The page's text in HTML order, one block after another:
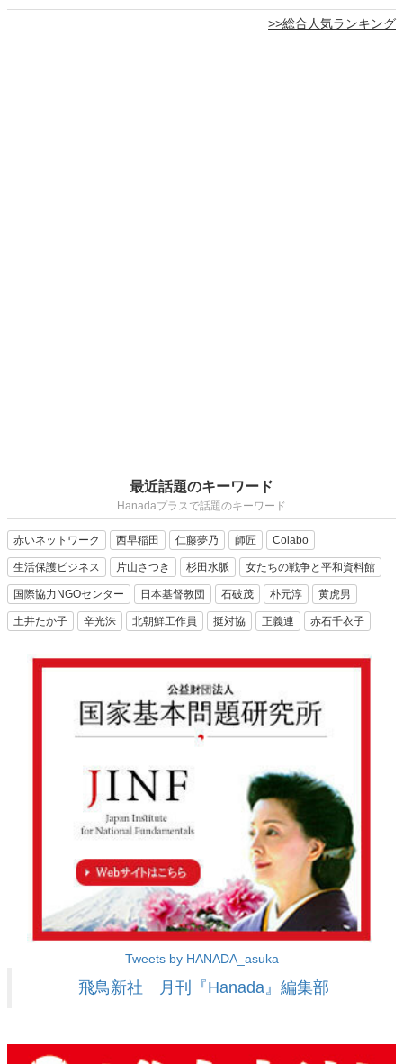
>>総合人気ランキング
最近話題のキーワード
Hanadaプラスで話題のキーワード
赤いネットワーク 西早稲田 仁藤夢乃 師匠 Colabo
生活保護ビジネス 片山さつき 杉田水脈 女たちの戦争と平和資料館
国際協力NGOセンター 日本基督教団 石破茂 朴元淳 黄虎男
土井たか子 辛光洙 北朝鮮工作員 挺対協 正義連 赤石千衣子
Tweets by HANADA_asuka
飛鳥新社 月刊『Hanada』編集部